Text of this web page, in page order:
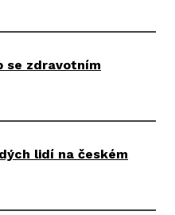
se zdravotním
lidí na českém